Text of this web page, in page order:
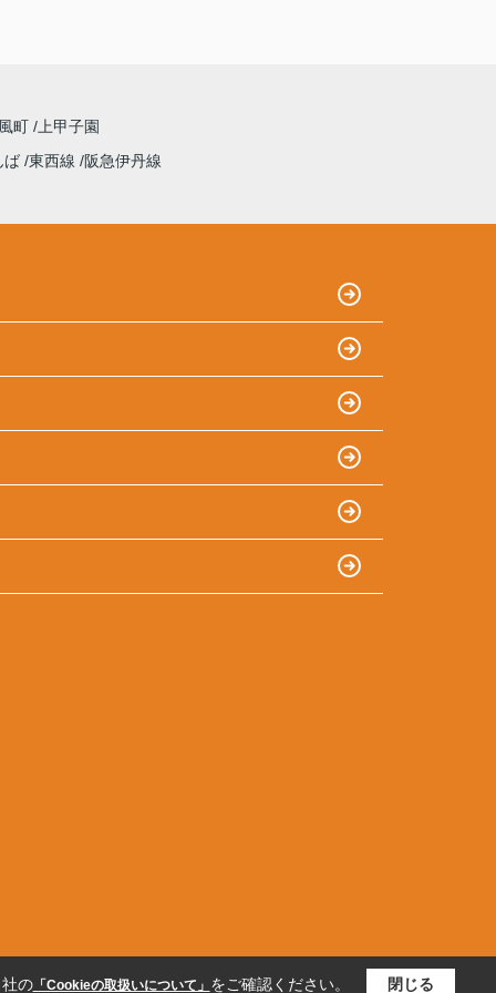
町
上甲子園
ば 東西線
阪急伊丹線
の「Cookieの取扱いについて」 をご確認ください。 閉じる